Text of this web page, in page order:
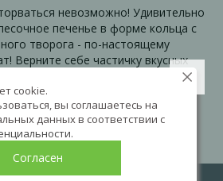
невозможно! Удивительно
печенье в форме кольца с
творога - по-настоящему
Верните себе частичку вкусных
домашних сладостях или просто
чаепитий.
cookie.
вы соглашаетесь на
данных в соответствии с
.
Согласен